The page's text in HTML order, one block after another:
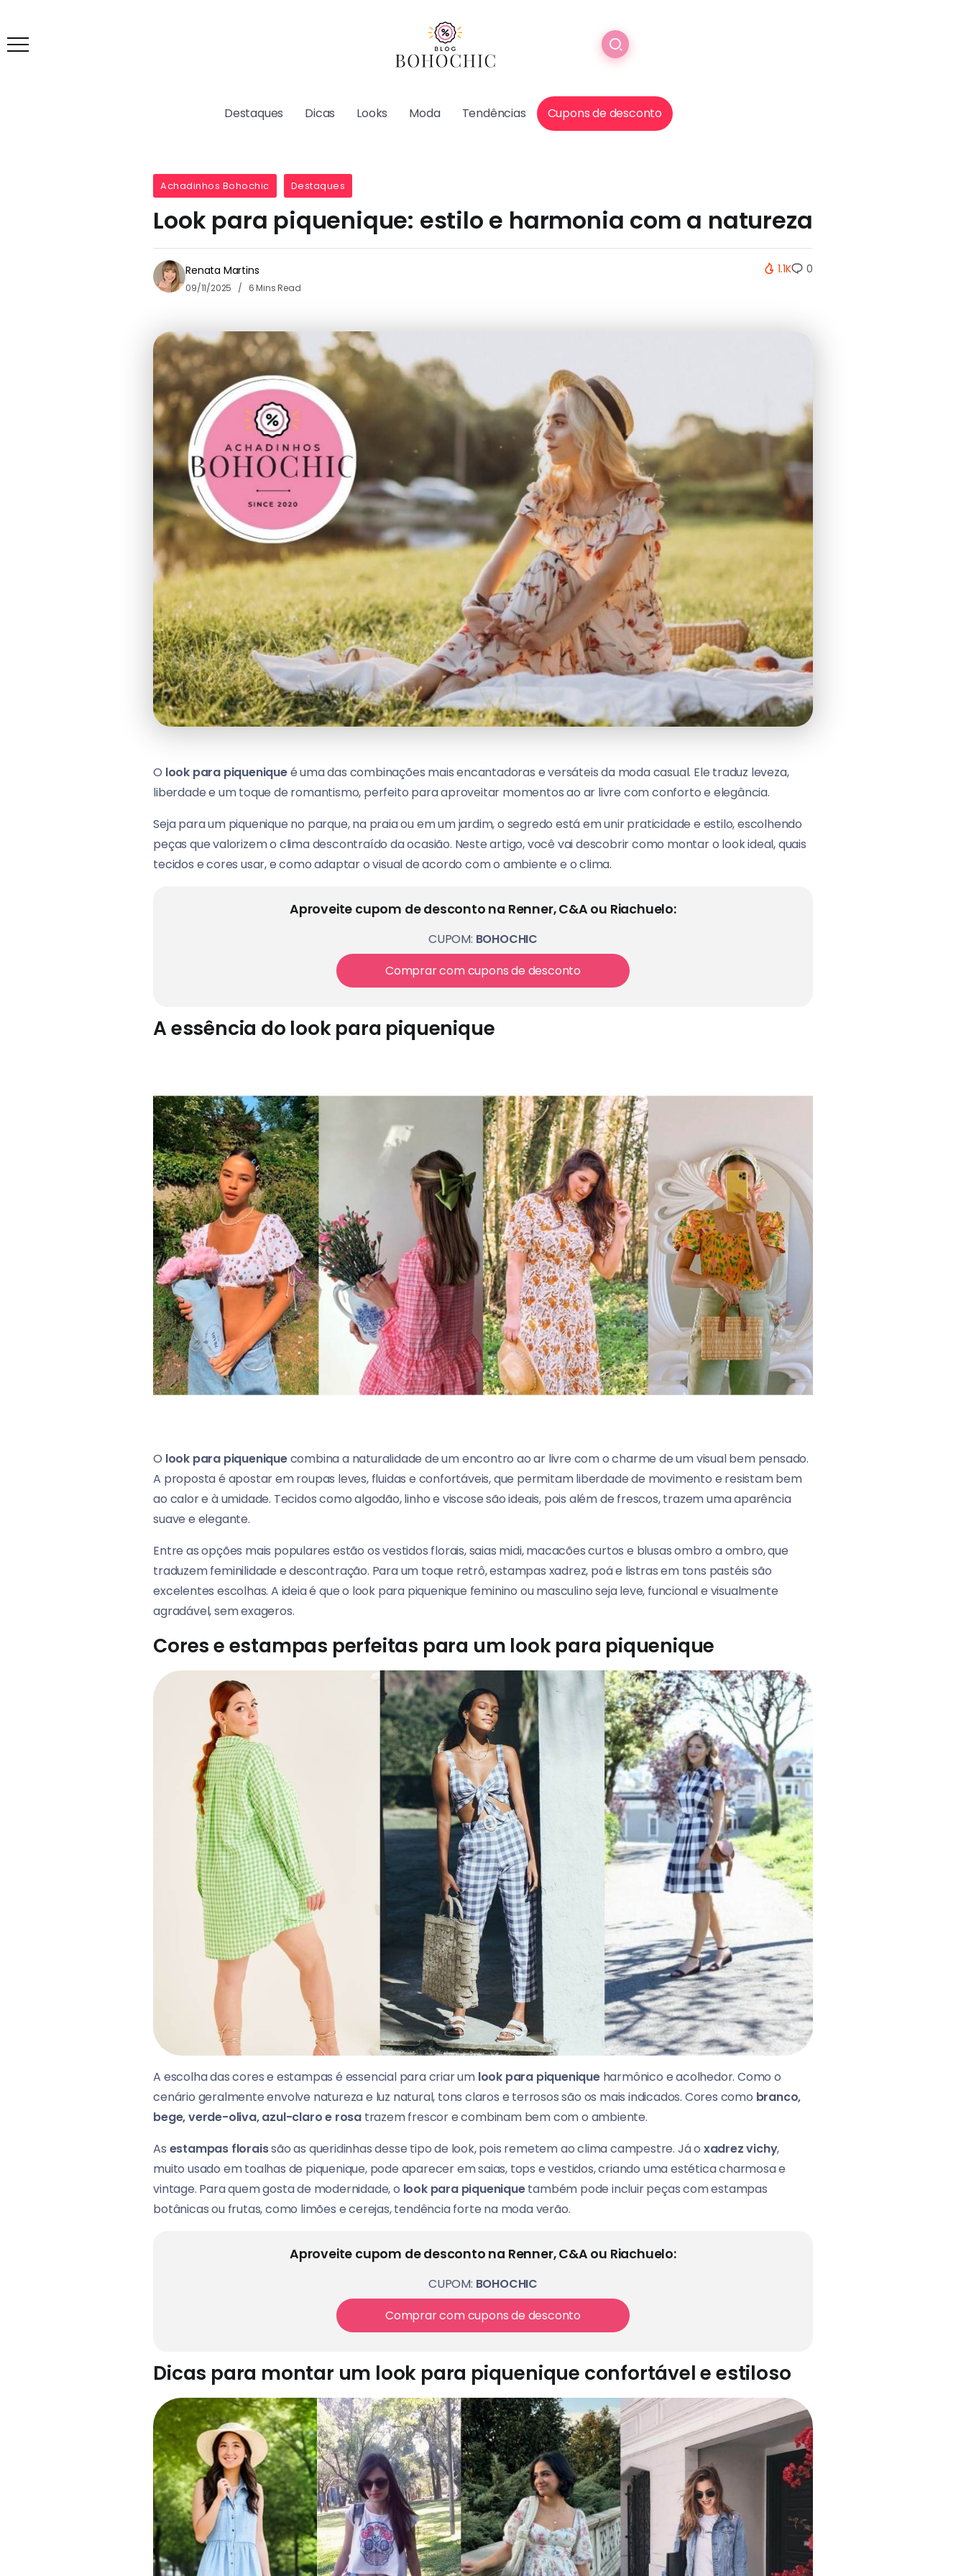
Destaques Dicas Looks Moda Tendências Cupons de desconto
Achadinhos Bohochic Destaques
Look para piquenique: estilo e harmonia com a natureza
Renata Martins
09/11/2025 6 Mins Read
1.1K 0
O look para piqueniqueé uma das combinações mais encantadoras e versáteis da moda casual. Ele traduz leveza,
liberdade e um toque de romantismo, perfeito para aproveitar momentos ao ar livre com conforto e elegância.
Seja para um piquenique no parque, na praia ou em um jardim, o segredo está em unir praticidade e estilo, escolhendo
peças que valorizem o clima descontraído da ocasião. Neste artigo, você vai descobrir como montar o look ideal, quais
tecidos e cores usar, e como adaptar o visual de acordo com o ambiente e o clima.
Aproveite cupom de desconto na Renner, C&A ou Riachuelo:
CUPOM: BOHOCHIC
Comprar com cupons de desconto
A essência do look para piquenique
O look para piqueniquecombina a naturalidade de um encontro ao ar livre com o charme de um visual bem pensado.
A proposta é apostar em roupas leves, fluidas e confortáveis, que permitam liberdade de movimento e resistam bem
ao calor e à umidade. Tecidos como algodão, linho e viscose são ideais, pois além de frescos, trazem uma aparência
suave e elegante.
Entre as opções mais populares estão os vestidos florais, saias midi, macacões curtos e blusas ombro a ombro, que
traduzem feminilidade e descontração. Para um toque retrô, estampas xadrez, poá e listras em tons pastéis são
excelentes escolhas. A ideia é que o look para piquenique feminino ou masculino seja leve, funcional e visualmente
agradável, sem exageros.
Cores e estampas perfeitas para um look para piquenique
A escolha das cores e estampas é essencial para criar um look para piqueniqueharmônico e acolhedor. Como o
cenário geralmente envolve natureza e luz natural, tons claros e terrosos são os mais indicados. Cores como branco,
bege, verde-oliva, azul-claro e rosa trazem frescor e combinam bem com o ambiente.
As estampas floraissão as queridinhas desse tipo de look, pois remetem ao clima campestre. Já o xadrez vichy,
muito usado em toalhas de piquenique, pode aparecer em saias, tops e vestidos, criando uma estética charmosa e
vintage. Para quem gosta de modernidade, o look para piqueniquetambém pode incluir peças com estampas
botânicas ou frutas, como limões e cerejas, tendência forte na moda verão.
Aproveite cupom de desconto na Renner, C&A ou Riachuelo:
CUPOM: BOHOCHIC
Comprar com cupons de desconto
Dicas para montar um look para piquenique confortável e estiloso